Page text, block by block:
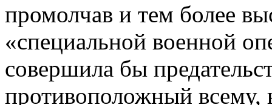
промолчав и тем более
«специальной военной
совершила бы
противоположный всему,